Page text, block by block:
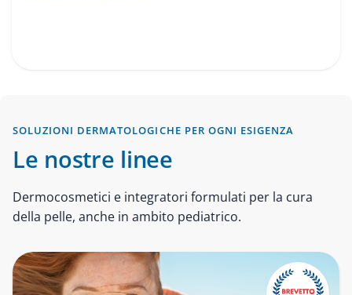
SOLUZIONI DERMATOLOGICHE PER OGNI ESIGENZA
Le nostre linee
Dermocosmetici e integratori formulati per la cura
della pelle, anche in ambito pediatrico.